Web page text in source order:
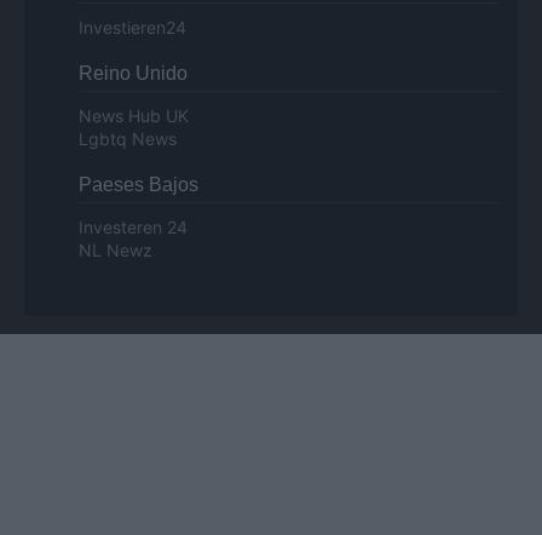
Investieren24
Reino Unido
News Hub UK
Lgbtq News
Paeses Bajos
Investeren 24
NL Newz